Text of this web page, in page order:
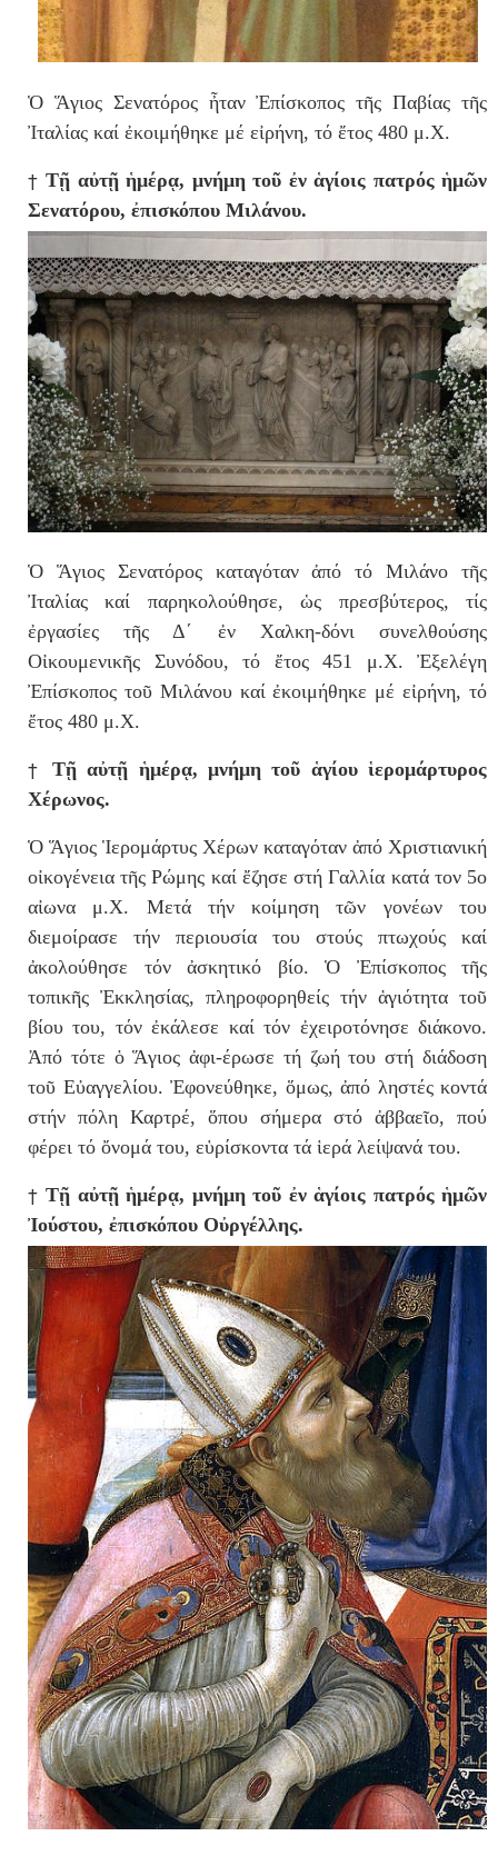
Ὁ Ἅγιος Σενατόρος ἦταν Ἐπίσκοπος τῆς Παβίας τῆς
Ἰταλίας καί ἐκοιμήθηκε μέ εἰρήνη, τό ἔτος 480 μ.Χ.
† Τῇ αὐτῇ ἡμέρᾳ, μνήμη τοῦ ἐν ἁγίοις πατρός ἡμῶν
Σενατόρου, ἐπισκόπου Μιλάνου.
Ὁ Ἅγιος Σενατόρος καταγόταν ἀπό τό Μιλάνο τῆς
Ἰταλίας καί παρηκολούθησε, ὡς πρεσβύτερος, τίς
ἐργασίες τῆς Δ΄ ἐν Χαλκη-δόνι συνελθούσης
Οἰκουμενικῆς Συνόδου, τό ἔτος 451 μ.Χ. Ἐξελέγη
Ἐπίσκοπος τοῦ Μιλάνου καί ἐκοιμήθηκε μέ εἰρήνη, τό
ἔτος 480 μ.Χ.
† Τῇ αὐτῇ ἡμέρᾳ, μνήμη τοῦ ἁγίου ἱερομάρτυρος
Χέρωνος.
Ὁ Ἅγιος Ἱερομάρτυς Χέρων καταγόταν ἀπό Χριστιανική
οἰκογένεια τῆς Ρώμης καί ἔζησε στή Γαλλία κατά τον 5ο
αἰωνα μ.Χ. Μετά τήν κοίμηση τῶν γονέων του
διεμοίρασε τήν περιουσία του στούς πτωχούς καί
ἀκολούθησε τόν ἀσκητικό βίο. Ὁ Ἐπίσκοπος τῆς
τοπικῆς Ἐκκλησίας, πληροφορηθείς τήν ἁγιότητα τοῦ
βίου του, τόν ἐκάλεσε καί τόν ἐχειροτόνησε διάκονο.
Ἀπό τότε ὁ Ἅγιος ἀφι-έρωσε τή ζωή του στή διάδοση
τοῦ Εὐαγγελίου. Ἐφονεύθηκε, ὅμως, ἀπό ληστές κοντά
στήν πόλη Καρτρέ, ὅπου σήμερα στό ἀββαεῖο, πού
φέρει τό ὄνομά του, εὑρίσκοντα τά ἱερά λείψανά του.
† Τῇ αὐτῇ ἡμέρᾳ, μνήμη τοῦ ἐν ἁγίοις πατρός ἡμῶν
Ἰούστου, ἐπισκόπου Οὐργέλλης.